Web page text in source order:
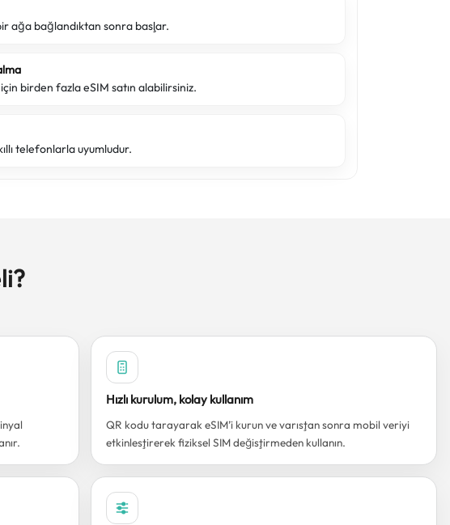
ağa bağlandıktan sonra başlar.
birden fazla eSIM satın alabilirsiniz.
telefonlarla uyumludur.
Hızlı kurulum, kolay kullanım
QR kodu tarayarak eSIM’i kurun ve varıştan sonra mobil veriyi
etkinleştirerek fiziksel SIM değiştirmeden kullanın.